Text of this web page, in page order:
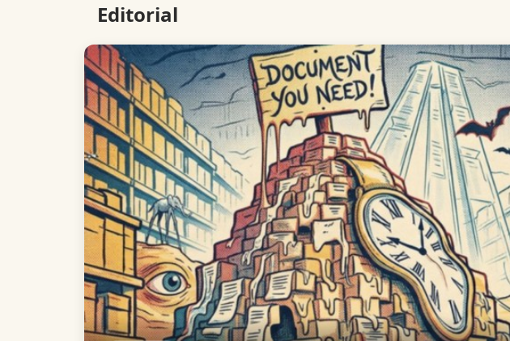
Editorial